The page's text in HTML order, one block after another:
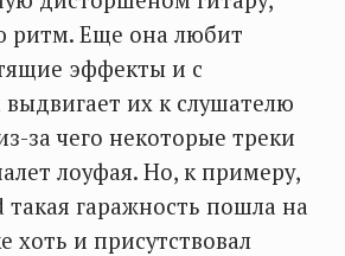
ритм. Еще она любит
эффекты и с
их к слушателю
за чего некоторые треки
лоуфая. Но, к примеру,
такая гаражность пошла на
хоть и присутствовал